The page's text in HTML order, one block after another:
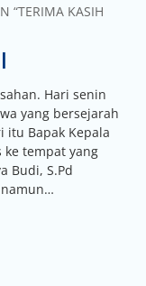
“TERIMA KASIH
Hari senin
yang bersejarah
itu Bapak Kepala
ke tempat yang
Budi, S.Pd
namun…